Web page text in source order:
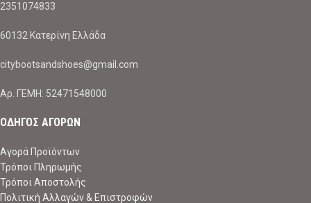
2351074833
60132 Κατερίνη Ελλάδα
citybootsandshoes@gmail.com
Aρ. ΓΕΜΗ: 52471548000
ΟΔΗΓΟΣ ΑΓΟΡΩΝ
Αγορά Προϊόντων
Τρόποι Πληρωμής
Τρόποι Αποστολής
Πολιτική Αλλαγών & Επιστροφών